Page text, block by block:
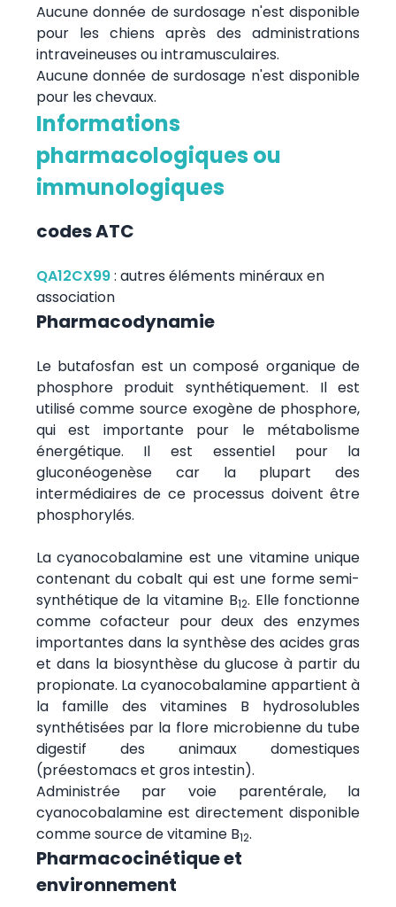
Aucune donnée de surdosage n'est disponible
pour les chiens après des administrations
intraveineuses ou intramusculaires.
Aucune donnée de surdosage n'est disponible
pour les chevaux.
Informations
pharmacologiques ou
immunologiques
codes ATC
QA12CX99: autres éléments minéraux en
association
Pharmacodynamie
Le butafosfan est un composé organique de
phosphore produit synthétiquement. Il est
utilisé comme source exogène de phosphore,
qui est importante pour le métabolisme
énergétique. Il est essentiel pour la
gluconéogenèse car la plupart des
intermédiaires de ce processus doivent être
phosphorylés.
La cyanocobalamine est une vitamine unique
contenant du cobalt qui est une forme semi-
synthétique de la vitamine B12. Elle fonctionne
comme cofacteur pour deux des enzymes
importantes dans la synthèse des acides gras
et dans la biosynthèse du glucose à partir du
propionate. La cyanocobalamine appartient à
la famille des vitamines B hydrosolubles
synthétisées par la flore microbienne du tube
digestif des animaux domestiques
(préestomacs et gros intestin).
Administrée par voie parentérale, la
cyanocobalamine est directement disponible
comme source de vitamine B12.
Pharmacocinétique et
environnement